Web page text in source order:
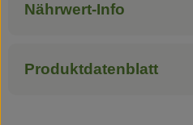
Nährwert-Info
Produktdatenblatt